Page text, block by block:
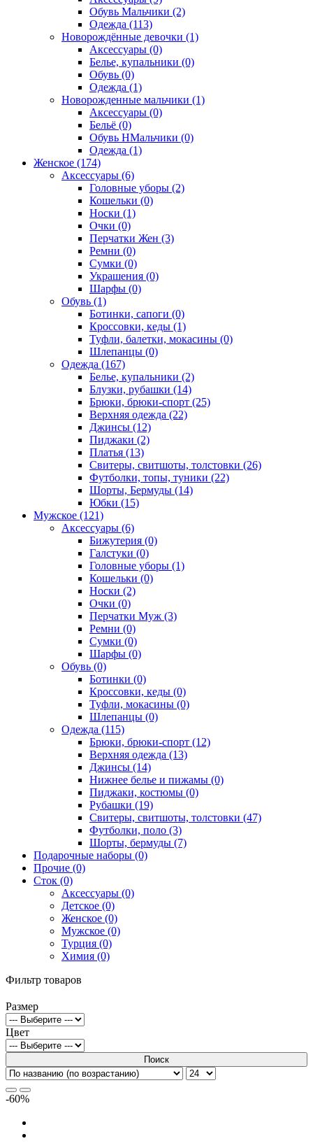
Обувь Мальчики (2)
Одежда (113)
Новорождённые девочки (1)
Аксессуары (0)
Белье, купальники (0)
Обувь (0)
Одежда (1)
Новорожденные мальчики (1)
Аксессуары (0)
Бельё (0)
Обувь НМальчики (0)
Одежда (1)
Женское (174)
Аксессуары (6)
Головные уборы (2)
Кошельки (0)
Носки (1)
Очки (0)
Перчатки Жен (3)
Ремни (0)
Сумки (0)
Украшения (0)
Шарфы (0)
Обувь (1)
Ботинки, сапоги (0)
Кроссовки, кеды (1)
Туфли, балетки, мокасины (0)
Шлепанцы (0)
Одежда (167)
Белье, купальники (2)
Блузки, рубашки (14)
Брюки, брюки-спорт (25)
Верхняя одежда (22)
Джинсы (12)
Пиджаки (2)
Платья (13)
Свитеры, свитшоты, толстовки (26)
Футболки, топы, туники (22)
Шорты, Бермуды (14)
Юбки (15)
Мужское (121)
Аксессуары (6)
Бижутерия (0)
Галстуки (0)
Головные уборы (1)
Кошельки (0)
Носки (2)
Очки (0)
Перчатки Муж (3)
Ремни (0)
Сумки (0)
Шарфы (0)
Обувь (0)
Ботинки (0)
Кроссовки, кеды (0)
Туфли, мокасины (0)
Шлепанцы (0)
Одежда (115)
Брюки, брюки-спорт (12)
Верхняя одежда (13)
Джинсы (14)
Нижнее белье и пижамы (0)
Пиджаки, костюмы (0)
Рубашки (19)
Свитеры, свитшоты, толстовки (47)
Футболки, поло (3)
Шорты, бермуды (7)
Подарочные наборы (0)
Прочие (0)
Сток (0)
Аксессуары (0)
Детское (0)
Женское (0)
Мужское (0)
Турция (0)
Химия (0)
Фильтр товаров
Размер
Цвет
Поиск
-60%